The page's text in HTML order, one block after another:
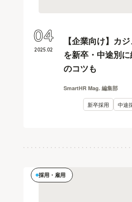
【企業向け】カ
を新卒・中途別
のコツも
SmartHR Mag. 編集部
新卒採用 中途
2025.02
04
採用・雇用